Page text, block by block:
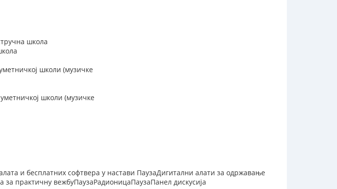
школа
школи (музичке
школи (музичке
и бесплатних софтвера у настави ПаузаДигитални алати за одржавање
практичну вежбуПаузаРадионицаПаузаПанел дискусија